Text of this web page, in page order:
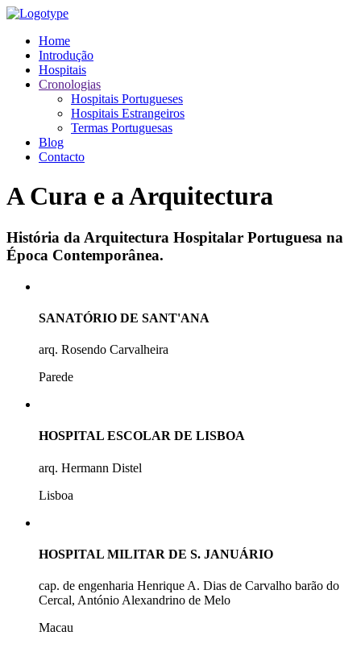
Home
Introdução
Hospitais
Cronologias
Hospitais Portugueses
Hospitais Estrangeiros
Termas Portuguesas
Blog
Contacto
A Cura e a Arquitectura
História da Arquitectura Hospitalar Portuguesa na
Época Contemporânea.
SANATÓRIO DE SANT'ANA
arq. Rosendo Carvalheira
Parede
HOSPITAL ESCOLAR DE LISBOA
arq. Hermann Distel
Lisboa
HOSPITAL MILITAR DE S. JANUÁRIO
cap. de engenharia Henrique A. Dias de Carvalho barão do
Cercal, António Alexandrino de Melo
Macau